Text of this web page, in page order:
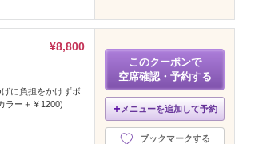
¥8,800
に負担をかけずボ
ラー＋￥1200)
このクーポンで
空席確認・予約する
メニューを追加して予約
ブックマークする